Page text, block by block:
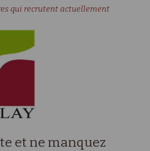
qui recrutent actuellement
et ne manquez